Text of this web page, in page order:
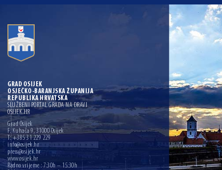
GRAD OSIJEK
OSJEČKO-BARANJSKA ŽUPANIJA
REPUBLIKA HRVATSKA
SLUŽBENI PORTAL GRADA NA DRAVI
OSIJEK.HR
Grad Osijek
F. Kuhača 9, 31000 Osijek
T: +385 31 229 229
info@osijek.hr
press@osijek.hr
www.osijek.hr
Radno vrijeme : 7:30h – 15:30h